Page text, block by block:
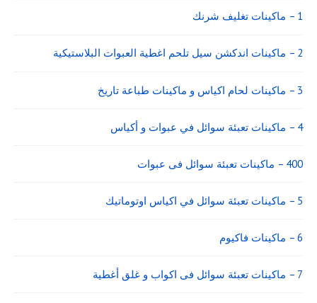
1 – ماكينات تغليف شرنك
2 – ماكينات اندكشن سيل تلحم اغطية العبوات البلاستيكية
3 – ماكينات لحام اكياس و ماكينات طباعة تاريخ
4 – ماكينات تعبئة سوائل في عبوات و أكياس
400 – ماكينات تعبئة سوائل فى عبوات
5 – ماكينات تعبئة سوائل في اكياس اوتوماتيك
6 – ماكينات فاكيوم
7 – ماكينات تعبئة سوائل فى اكواب و غلق أغطية